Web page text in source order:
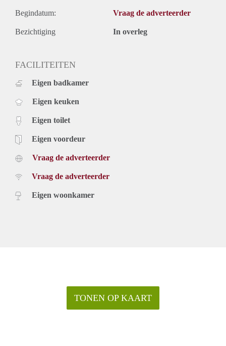
Begindatum: Vraag de adverteerder
Bezichtiging In overleg
FACILITEITEN
Eigen badkamer
Eigen keuken
Eigen toilet
Eigen voordeur
Vraag de adverteerder
Vraag de adverteerder
Eigen woonkamer
TONEN OP KAART